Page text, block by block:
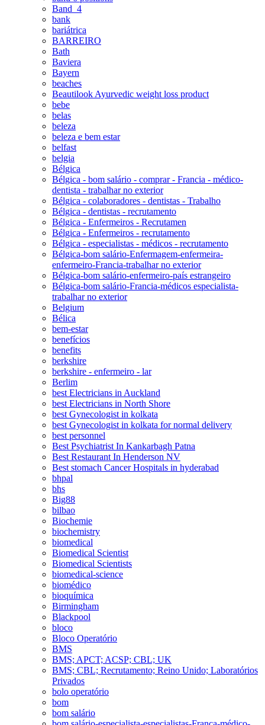
Band_4
bank
bariátrica
BARREIRO
Bath
Baviera
Bayern
beaches
Beautilook Ayurvedic weight loss product
bebe
belas
beleza
beleza e bem estar
belfast
belgia
Bélgica
Bélgica - bom salário - comprar - Francia - médico-
dentista - trabalhar no exterior
Bélgica - colaboradores - dentistas - Trabalho
Bélgica - dentistas - recrutamento
Bélgica - Enfermeiros - Recrutamen
Bélgica - Enfermeiros - recrutamento
Bélgica - especialistas - médicos - recrutamento
Bélgica-bom salário-Enfermagem-enfermeira-
enfermeiro-Francia-trabalhar no exterior
Bélgica-bom salário-enfermeiro-país estrangeiro
Bélgica-bom salário-Francia-médicos especialista-
trabalhar no exterior
Belgium
Bélica
bem-estar
benefícios
benefits
berkshire
berkshire - enfermeiro - lar
Berlim
best Electricians in Auckland
best Electricians in North Shore
best Gynecologist in kolkata
best Gynecologist in kolkata for normal delivery
best personnel
Best Psychiatrist In Kankarbagh Patna
Best Restaurant In Henderson NV
Best stomach Cancer Hospitals in hyderabad
bhpal
bhs
Big88
bilbao
Biochemie
biochemistry
biomedical
Biomedical Scientist
Biomedical Scientists
biomedical-science
biomédico
bioquímica
Birmingham
Blackpool
bloco
Bloco Operatório
BMS
BMS; APCT; ACSP; CBL; UK
BMS; CBL; Recrutamento; Reino Unido; Laboratórios
Privados
bolo operatório
bom
bom salário